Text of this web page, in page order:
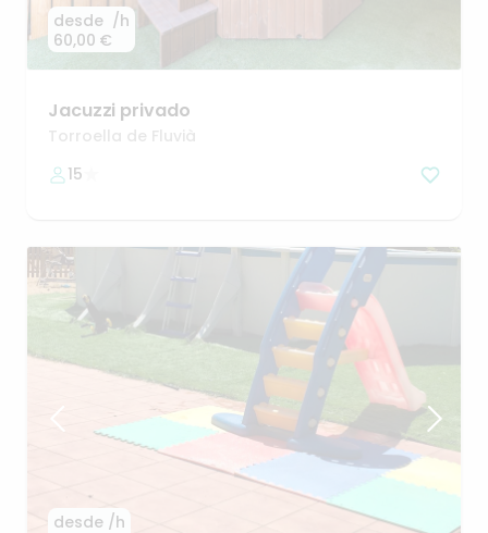
desde
60,00 €
/h
Jacuzzi privado
Torroella de Fluvià
15
desde /h